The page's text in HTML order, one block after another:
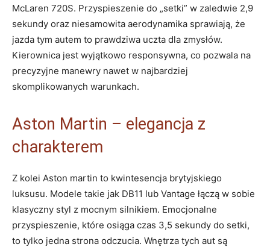
McLaren 720S. Przyspieszenie do „setki” w zaledwie 2,9
sekundy oraz niesamowita aerodynamika sprawiają, że
jazda tym autem to prawdziwa uczta dla zmysłów.
Kierownica jest wyjątkowo responsywna, co pozwala na
precyzyjne manewry nawet w najbardziej
skomplikowanych warunkach.
Aston Martin – elegancja z
charakterem
Z kolei Aston martin to kwintesencja brytyjskiego
luksusu. Modele takie jak DB11 lub Vantage łączą w sobie
klasyczny styl z mocnym silnikiem. Emocjonalne
przyspieszenie, które osiąga czas 3,5 sekundy do setki,
to tylko jedna strona odczucia. Wnętrza tych aut są